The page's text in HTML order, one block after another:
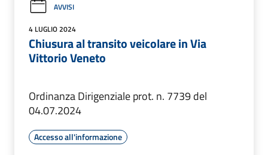
AVVISI
4 LUGLIO 2024
Chiusura al transito veicolare in Via
Vittorio Veneto
Ordinanza Dirigenziale prot. n. 7739 del
04.07.2024
Accesso all'informazione